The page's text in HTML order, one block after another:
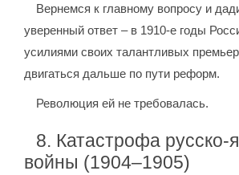
Вернемся к главному вопросу и
уверенный ответ – в 1910-е годы
усилиями своих талантливых
двигаться дальше по пути реформ.
Революция ей не требовалась.
8. Катастрофа русско-
войны (1904–1905)